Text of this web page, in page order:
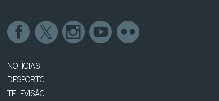
NOTÍCIAS
DESPORTO
TELEVISÃO